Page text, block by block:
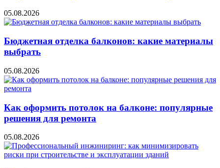
05.08.2026
Бюджетная отделка балконов: какие материалы
выбрать
05.08.2026
Как оформить потолок на балконе: популярные
решения для ремонта
05.08.2026